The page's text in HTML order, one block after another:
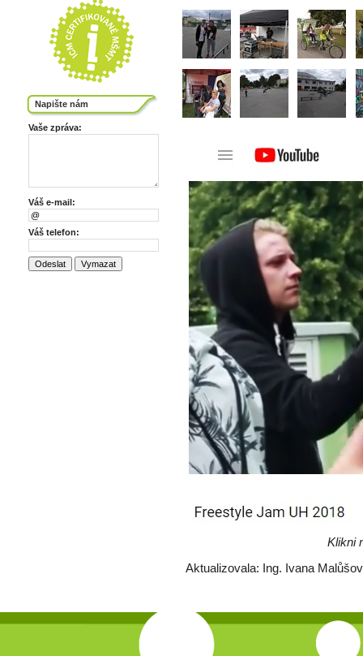
Napište nám
Vaše zpráva:
Váš e-mail:
Váš telefon:
Klikni
Aktualizovala: Ing. Ivana